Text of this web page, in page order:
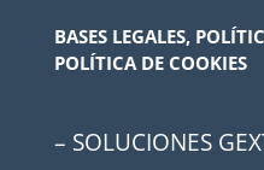
BASES LEGALES,
POLÍTICA DE COOKIES
– SOLUCIONES